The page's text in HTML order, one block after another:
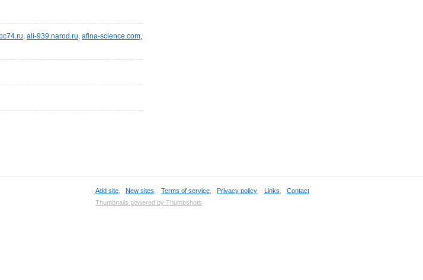
, ali-939.narod.ru, afina-science.com,
Add site New sites Terms of service Privacy policy Links
Contact
Thumbnails powered by Thumbshots